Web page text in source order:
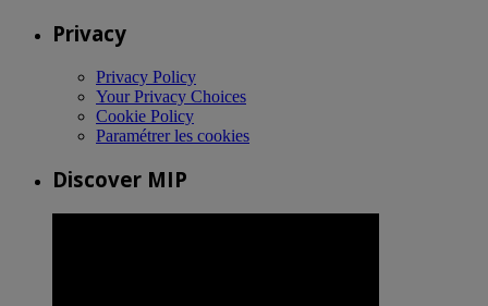
Privacy
Privacy Policy
Your Privacy Choices
Cookie Policy
Paramétrer les cookies
Discover MIP